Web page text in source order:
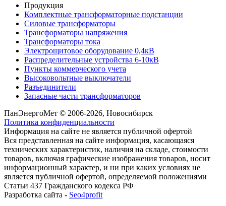
Продукция
Комплектные трансформаторные подстанции
Силовые трансформаторы
Трансформаторы напряжения
Трансформаторы тока
Электрощитовое оборудование 0,4кВ
Распределительные устройства 6-10кВ
Пункты коммерческого учета
Высоковольтные выключатели
Разъединители
Запасные части трансформаторов
ПанЭнергоМет © 2006-2026, Новосибирск
Политика конфиденциальности
Информация на сайте не является публичной офертой
Вся представленная на сайте информация, касающаяся
технических характеристик, наличия на складе, стоимости
товаров, включая графические изображения товаров, носит
информационный характер, и ни при каких условиях не
является публичной офертой, определяемой положениями
Статьи 437 Гражданского кодекса РФ
Разработка сайта - Seo4profit